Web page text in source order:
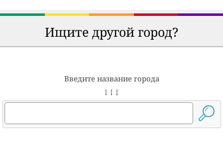
Ищите другой город?
Введите название города
↓ ↓ ↓